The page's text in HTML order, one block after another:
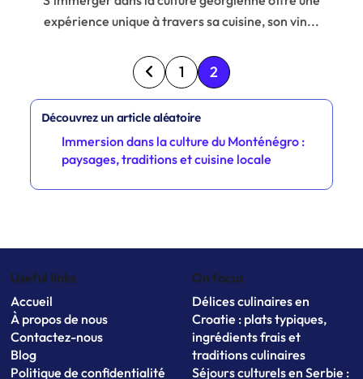
expérience unique à travers sa cuisine, son vin...
Posts pagination
1 2
Découvrez un article aléatoire
Immersion dans la culture du Monténégro :
paysages, traditions et cuisine locale
Useful links
Accueil
À propos de nous
Contactez-nous
Blog
Politique de confidentialité
On focus
Délices culinaires en
Croatie : plats typiques,
ingrédients frais et
traditions culinaires
Séjours culturels en Serbie :